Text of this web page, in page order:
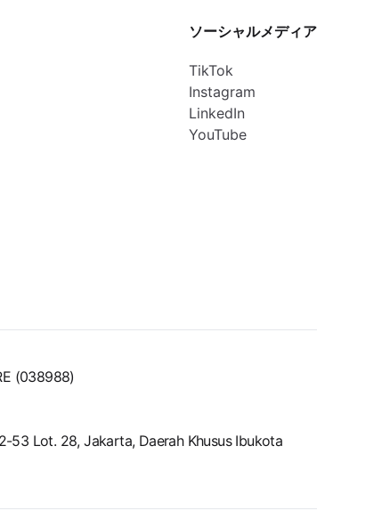
ソーシャルメディア
TikTok
Instagram
LinkedIn
YouTube
(038988)
53 Lot. 28, Jakarta, Daerah Khusus Ibukota